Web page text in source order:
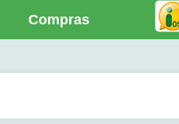
Compras